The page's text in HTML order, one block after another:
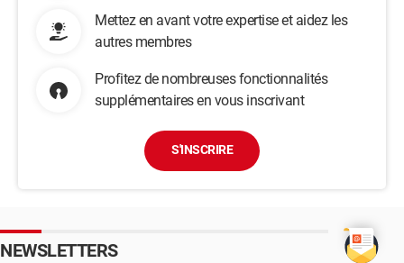
Mettez en avant votre expertise et aidez les
autres membres
Profitez de nombreuses fonctionnalités
supplémentaires en vous inscrivant
S'INSCRIRE
NEWSLETTERS